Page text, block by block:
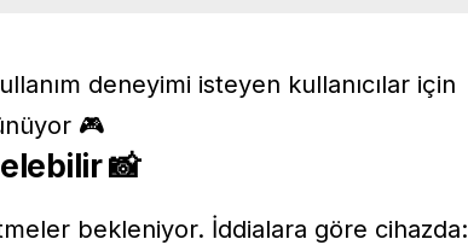
deneyimi isteyen kullanıcılar için
🎮
📸
bekleniyor. İddialara göre cihazda: